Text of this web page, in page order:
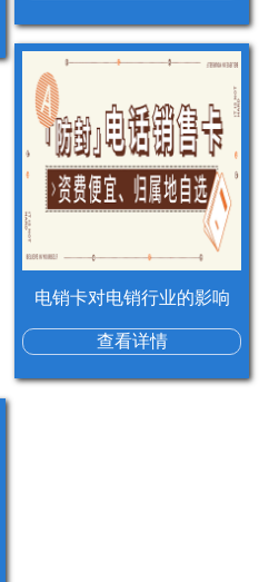
电销卡对电销行业的影响
查看详情